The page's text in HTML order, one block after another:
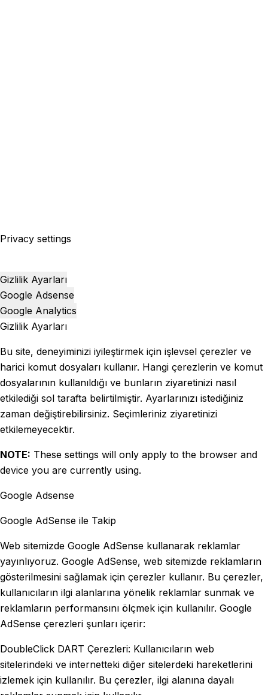
Privacy settings
Gizlilik Ayarları
Google Adsense
Google Analytics
Gizlilik Ayarları
Bu site, deneyiminizi iyileştirmek için işlevsel çerezler ve
harici komut dosyaları kullanır. Hangi çerezlerin ve komut
dosyalarının kullanıldığı ve bunların ziyaretinizi nasıl
etkilediği sol tarafta belirtilmiştir. Ayarlarınızı istediğiniz
zaman değiştirebilirsiniz. Seçimleriniz ziyaretinizi
etkilemeyecektir.
NOTE: These settings will only apply to the browser and
device you are currently using.
Google Adsense
Google AdSense ile Takip
Web sitemizde Google AdSense kullanarak reklamlar
yayınlıyoruz. Google AdSense, web sitemizde reklamların
gösterilmesini sağlamak için çerezler kullanır. Bu çerezler,
kullanıcıların ilgi alanlarına yönelik reklamlar sunmak ve
reklamların performansını ölçmek için kullanılır. Google
AdSense çerezleri şunları içerir:
DoubleClick DART Çerezleri: Kullanıcıların web
sitelerindeki ve internetteki diğer sitelerdeki hareketlerini
izlemek için kullanılır. Bu çerezler, ilgi alanına dayalı